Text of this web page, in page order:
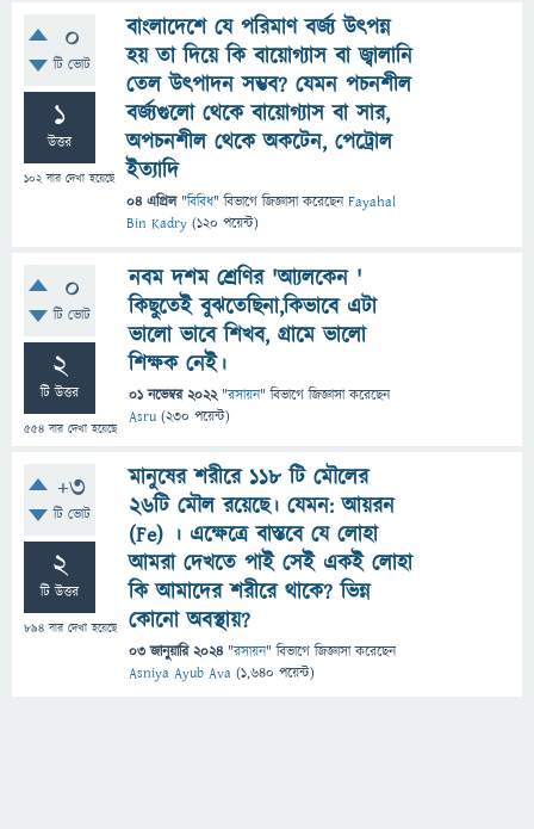
0
টি ভোট
1
উত্তর
102বার দেখা হয়েছে
বাংলাদেশে যে পরিমাণ বর্জ্য উৎপন্ন
হয় তা দিয়ে কি বায়োগ্যাস বা জ্বালানি
তেল উৎপাদন সম্ভব? যেমন পচনশীল
বর্জ্যগুলো থেকে বায়োগ্যাস বা সার,
অপচনশীল থেকে অকটেন, পেট্রোল
ইত্যাদি
04 এপ্রিল "বিবিধ" বিভাগে জিজ্ঞাসাকরেছেনFayahal
Bin Kadry (120 পয়েন্ট)
0
টি ভোট
2
টি উত্তর
554 বার দেখা হয়েছে
নবম দশম শ্রেণির 'আ্যলকেন '
কিছুতেই বুঝতেছিনা,কিভাবে এটা
ভালো ভাবে শিখব, গ্রামে ভালো
শিক্ষক নেই।
01 নভেম্বর 2022 "রসায়ন" বিভাগে জিজ্ঞাসাকরেছেন
Asru (230 পয়েন্ট)
+3
টি ভোট
2
টি উত্তর
894 বার দেখা হয়েছে
মানুষের শরীরে ১১৮ টি মৌলের
২৬টি মৌল রয়েছে। যেমন: আয়রন
(Fe) । এক্ষেত্রে বাস্তবে যে লোহা
আমরা দেখতে পাই সেই একই লোহা
কি আমাদের শরীরে থাকে? ভিন্ন
কোনো অবস্থায়?
03 জানুয়ারি 2024 "রসায়ন" বিভাগে জিজ্ঞাসাকরেছেন
Asniya Ayub Ava (1,640 পয়েন্ট)